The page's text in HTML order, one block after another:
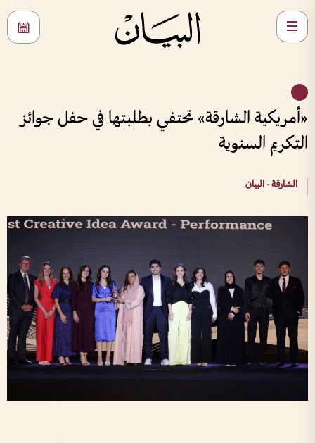
«أمريكية الشارقة» تحتفي بطلبتها في حفل جوائز
التكريم السنوية
الشارقة - البيان